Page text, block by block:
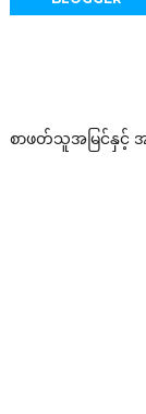
စာဖတ်သူအမြင်နှင့်